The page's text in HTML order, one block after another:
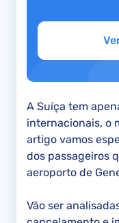
A Suíça tem
internacionais, o
artigo vamos
dos passageiros
aeroporto de
Vão ser